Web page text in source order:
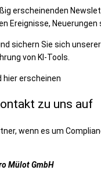
erscheinenden
Ereignisse, Neuerungen
sichern Sie sich
von KI-Tools.
hier erscheinen
zu uns auf
wenn es um
Mülot GmbH